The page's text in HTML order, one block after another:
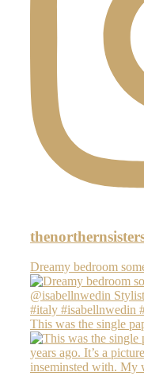
Dreamy bedroom
This was the single